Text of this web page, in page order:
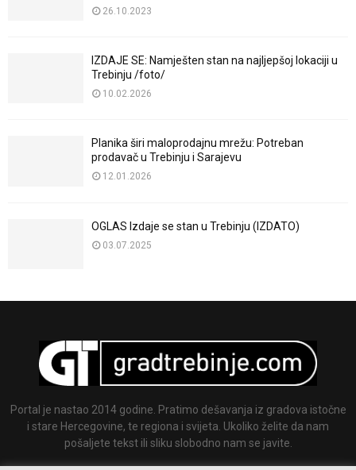
26.10.2023
IZDAJE SE: Namješten stan na najljepšoj lokaciji u
Trebinju /foto/
10.02.2026
Planika širi maloprodajnu mrežu: Potreban
prodavač u Trebinju i Sarajevu
12.01.2026
OGLAS Izdaje se stan u Trebinju (IZDATO)
03.07.2025
Portal je nastao 2014 godine. Pratimo dešavanja iz gradova istočne
i stare Hercegovine, te regiona i svijeta. Ukoliko želite da nam
pošaljete tekst ili sliku slobodno nam se javite.